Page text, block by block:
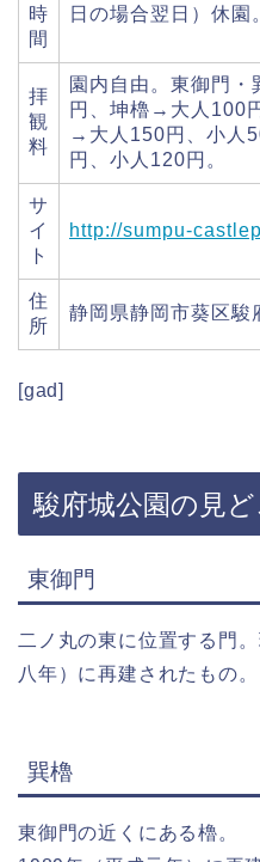
時
間
日の場合翌日）休園
拝
観
料
園内自由。東御門
円、坤櫓→大人100
→大人150円、小人
円、小人120円。
サ
イ
ト
http://sumpu-
住
所
静岡県静岡市葵区駿
[gad]
駿府城公園の見ど
東御門
二ノ丸の東に位置する門
八年）に再建されたもの。
巽櫓
東御門の近くにある櫓。